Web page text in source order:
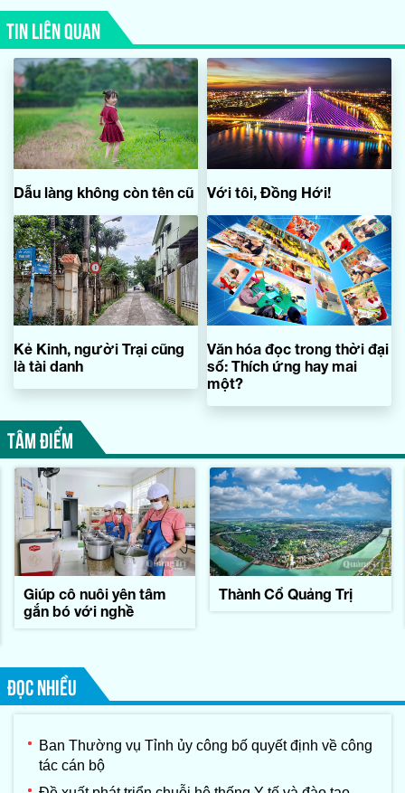
TIN LIÊN QUAN
Dẫu làng không còn tên cũ Với tôi, Đồng Hới!
Kẻ Kinh, người Trại cũng
là tài danh
Văn hóa đọc trong thời đại
số: Thích ứng hay mai
một?
TÂM ĐIỂM
Giúp cô nuôi yên tâm
gắn bó với nghề
Thành Cổ Quảng Trị
ĐỌC NHIỀU
Ban Thường vụ Tỉnh ủy công bố quyết định về công
tác cán bộ